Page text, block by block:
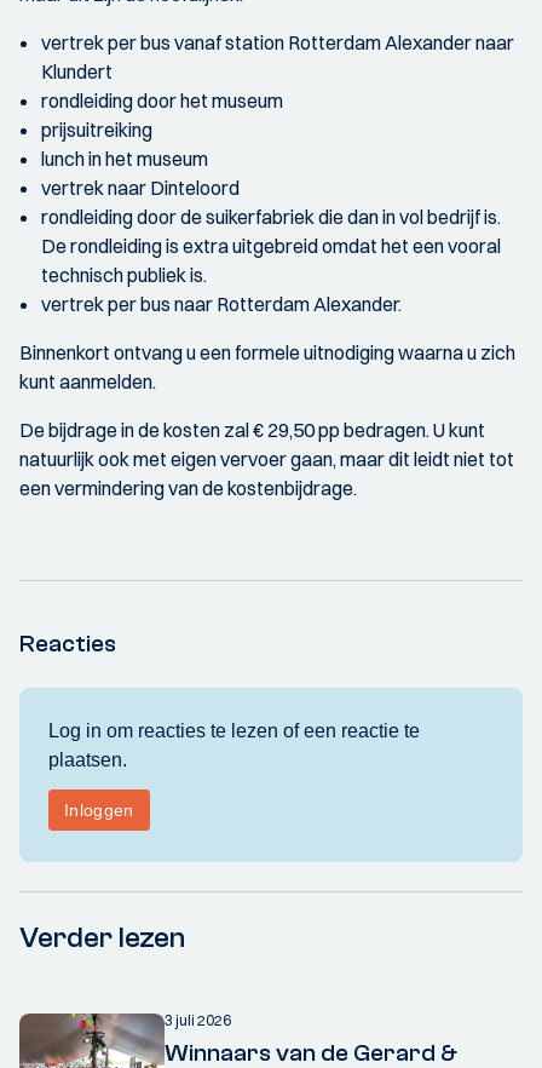
vertrek per bus vanaf station Rotterdam Alexander naar
Klundert
rondleiding door het museum
prijsuitreiking
lunch in het museum
vertrek naar Dinteloord
rondleiding door de suikerfabriek die dan in vol bedrijf is.
De rondleiding is extra uitgebreid omdat het een vooral
technisch publiek is.
vertrek per bus naar Rotterdam Alexander.
Binnenkort ontvang u een formele uitnodiging waarna u zich
kunt aanmelden.
De bijdrage in de kosten zal € 29,50 pp bedragen. U kunt
natuurlijk ook met eigen vervoer gaan, maar dit leidt niet tot
een vermindering van de kostenbijdrage.
Reacties
Verder lezen
3 juli 2026
Winnaars van de Gerard &